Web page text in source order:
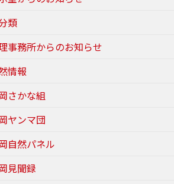
類
事務所からのお知らせ
情報
さかな組
ヤンマ団
自然パネル
見聞録